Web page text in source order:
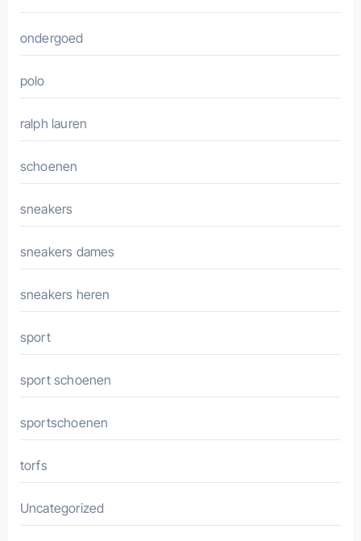
ondergoed
polo
ralph lauren
schoenen
sneakers
sneakers dames
sneakers heren
sport
sport schoenen
sportschoenen
torfs
Uncategorized